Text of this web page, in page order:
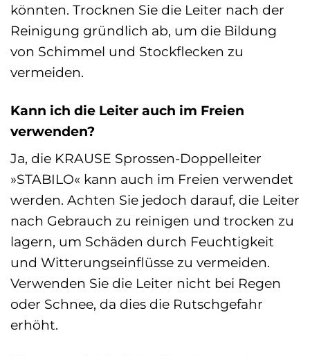
könnten. Trocknen Sie die Leiter nach der
Reinigung gründlich ab, um die Bildung
von Schimmel und Stockflecken zu
vermeiden.
Kann ich die Leiter auch im Freien
verwenden?
Ja, die KRAUSE Sprossen-Doppelleiter
»STABILO« kann auch im Freien verwendet
werden. Achten Sie jedoch darauf, die Leiter
nach Gebrauch zu reinigen und trocken zu
lagern, um Schäden durch Feuchtigkeit
und Witterungseinflüsse zu vermeiden.
Verwenden Sie die Leiter nicht bei Regen
oder Schnee, da dies die Rutschgefahr
erhöht.